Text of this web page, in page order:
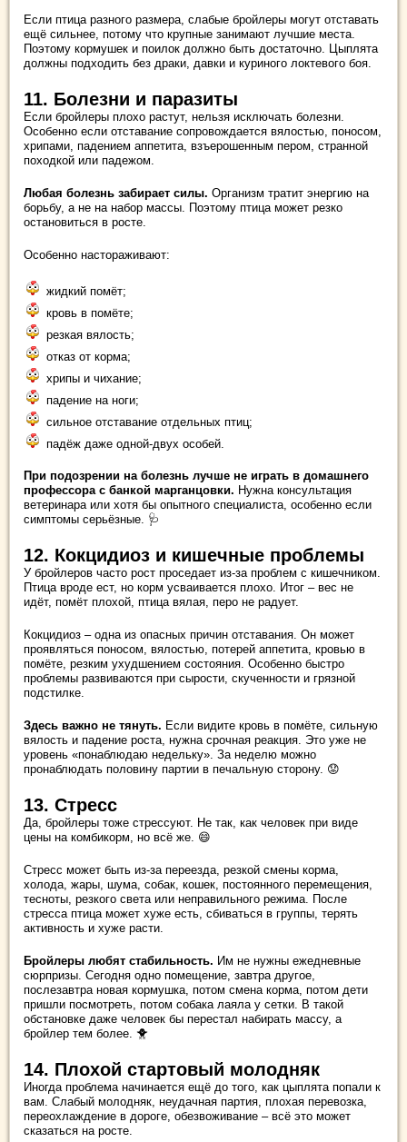
Если птица разного размера, слабые бройлеры могут отставать
ещё сильнее, потому что крупные занимают лучшие места.
Поэтому кормушек и поилок должно быть достаточно. Цыплята
должны подходить без драки, давки и куриного локтевого боя.
11. Болезни и паразиты
Если бройлеры плохо растут, нельзя исключать болезни.
Особенно если отставание сопровождается вялостью, поносом,
хрипами, падением аппетита, взъерошенным пером, странной
походкой или падежом.
Любая болезнь забирает силы. Организм тратит энергию на
борьбу, а не на набор массы. Поэтому птица может резко
остановиться в росте.
Особенно настораживают:
жидкий помёт;
кровь в помёте;
резкая вялость;
отказ от корма;
хрипы и чихание;
падение на ноги;
сильное отставание отдельных птиц;
падёж даже одной-двух особей.
При подозрении на болезнь лучше не играть в домашнего
профессора с банкой марганцовки. Нужна консультация
ветеринара или хотя бы опытного специалиста, особенно если
симптомы серьёзные. 🩺
12. Кокцидиоз и кишечные проблемы
У бройлеров часто рост проседает из-за проблем с кишечником.
Птица вроде ест, но корм усваивается плохо. Итог – вес не
идёт, помёт плохой, птица вялая, перо не радует.
Кокцидиоз – одна из опасных причин отставания. Он может
проявляться поносом, вялостью, потерей аппетита, кровью в
помёте, резким ухудшением состояния. Особенно быстро
проблемы развиваются при сырости, скученности и грязной
подстилке.
Здесь важно не тянуть. Если видите кровь в помёте, сильную
вялость и падение роста, нужна срочная реакция. Это уже не
уровень «понаблюдаю недельку». За неделю можно
пронаблюдать половину партии в печальную сторону. 😟
13. Стресс
Да, бройлеры тоже стрессуют. Не так, как человек при виде
цены на комбикорм, но всё же. 😄
Стресс может быть из-за переезда, резкой смены корма,
холода, жары, шума, собак, кошек, постоянного перемещения,
тесноты, резкого света или неправильного режима. После
стресса птица может хуже есть, сбиваться в группы, терять
активность и хуже расти.
Бройлеры любят стабильность. Им не нужны ежедневные
сюрпризы. Сегодня одно помещение, завтра другое,
послезавтра новая кормушка, потом смена корма, потом дети
пришли посмотреть, потом собака лаяла у сетки. В такой
обстановке даже человек бы перестал набирать массу, а
бройлер тем более. 🐥
14. Плохой стартовый молодняк
Иногда проблема начинается ещё до того, как цыплята попали к
вам. Слабый молодняк, неудачная партия, плохая перевозка,
переохлаждение в дороге, обезвоживание – всё это может
сказаться на росте.